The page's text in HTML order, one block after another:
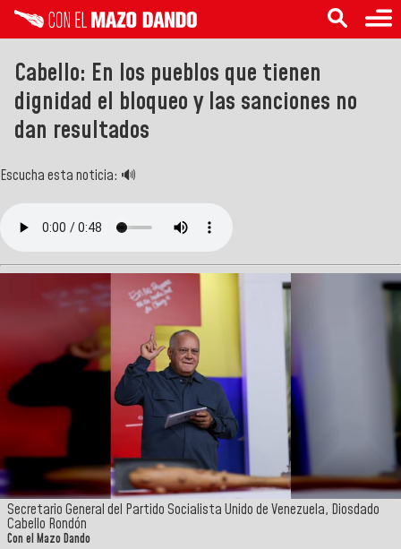
Cabello: En los pueblos que tienen
dignidad el bloqueo y las sanciones no
dan resultados
Escucha esta noticia: 🔊
Secretario General del Partido Socialista Unido de Venezuela, Diosdado
Cabello Rondón
Con el Mazo Dando